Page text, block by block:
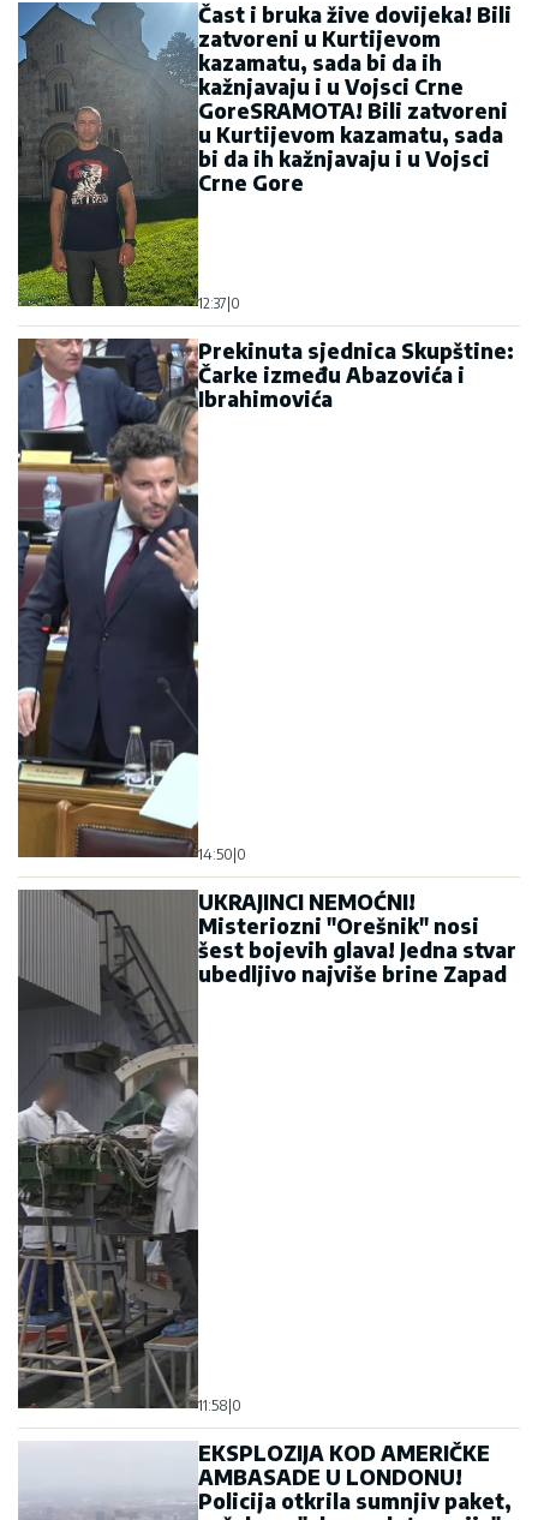
Čast i bruka žive dovijeka! Bili
zatvoreni u Kurtijevom
kazamatu, sada bi da ih
kažnjavaju i u Vojsci Crne
GoreSRAMOTA! Bili zatvoreni
u Kurtijevom kazamatu, sada
bi da ih kažnjavaju i u Vojsci
Crne Gore
12:37 0
Prekinuta sjednica Skupštine:
Čarke između Abazovića i
Ibrahimovića
14:50 0
UKRAJINCI NEMOĆNI!
Misteriozni "Orešnik" nosi
šest bojevih glava! Jedna stvar
ubedljivo najviše brine Zapad
11:58 0
EKSPLOZIJA KOD AMERIČKE
AMBASADE U LONDONU!
Policija otkrila sumnjiv paket,